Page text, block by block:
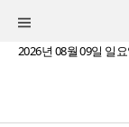
2026년 08월 09일 일